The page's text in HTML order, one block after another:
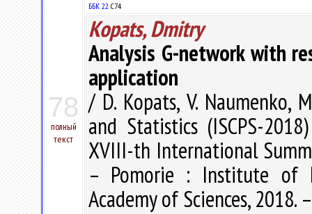
78
полный
текст
ББК 22.С74
Kopats, Dmitry
Analysis G-network with
application
/ D. Kopats, V. Naumenko,
and Statistics (ISCPS-
XVIII-th International
– Pomorie : Institute of
Academy of Sciences, 2018.